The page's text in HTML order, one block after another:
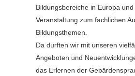
Bildungsbereiche in Europa
Veranstaltung zum fachlichen
Bildungsthemen.
Da durften wir mit unseren
Angeboten und
das Erlernen der